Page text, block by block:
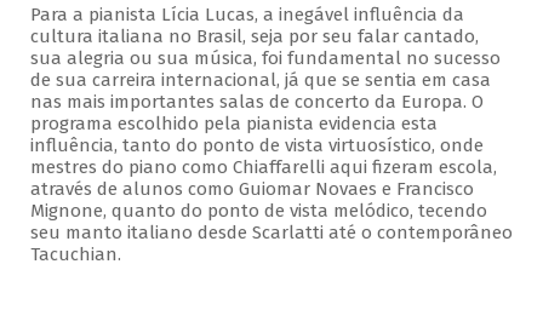
Para a pianista Lícia Lucas, a inegável influência da
cultura italiana no Brasil, seja por seu falar cantado,
sua alegria ou sua música, foi fundamental no sucesso
de sua carreira internacional, já que se sentia em casa
nas mais importantes salas de concerto da Europa. O
programa escolhido pela pianista evidencia esta
influência, tanto do ponto de vista virtuosístico, onde
mestres do piano como Chiaffarelli aqui fizeram escola,
através de alunos como Guiomar Novaes e Francisco
Mignone, quanto do ponto de vista melódico, tecendo
seu manto italiano desde Scarlatti até o contemporâneo
Tacuchian.